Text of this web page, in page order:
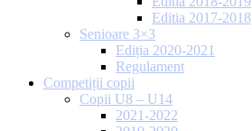
Editia 2017-2018
Senioare 3×3
Ediția 2020-2021
Regulament
Competiții copii
Copii U8 – U14
2021-2022